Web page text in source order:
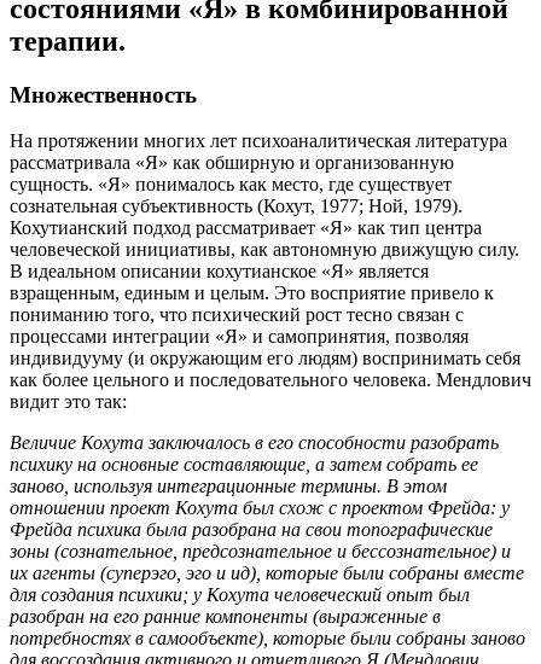
состояниями «Я» в комбинированной
терапии.
Множественность
На протяжении многих лет психоаналитическая литература
рассматривала «Я» как обширную и организованную
сущность. «Я» понималось как место, где существует
сознательная субъективность (Кохут, 1977; Ной, 1979).
Кохутианский подход рассматривает «Я» как тип центра
человеческой инициативы, как автономную движущую силу.
В идеальном описании кохутианское «Я» является
взращенным, единым и целым. Это восприятие привело к
пониманию того, что психический рост тесно связан с
процессами интеграции «Я» и самопринятия, позволяя
индивидууму (и окружающим его людям) воспринимать себя
как более цельного и последовательного человека. Мендлович
видит это так:
Величие Кохута заключалось в его способности разобрать
психику на основные составляющие, а затем собрать ее
заново, используя интеграционные термины. В этом
отношении проект Кохута был схож с проектом Фрейда: у
Фрейда психика была разобрана на свои топографические
зоны (сознательное, предсознательное и бессознательное) и
их агенты (суперэго, эго и ид), которые были собраны вместе
для создания психики; у Кохута человеческий опыт был
разобран на его ранние компоненты (выраженные в
потребностях в самообъекте), которые были собраны заново